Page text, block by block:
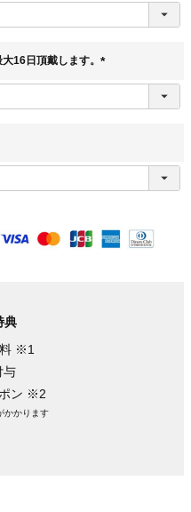
須
16日頂戴します。
須
典
料 ※1
与
ン ※2
かかります